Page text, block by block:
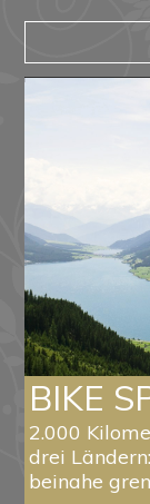
BIKE
2.000
drei
beinahe